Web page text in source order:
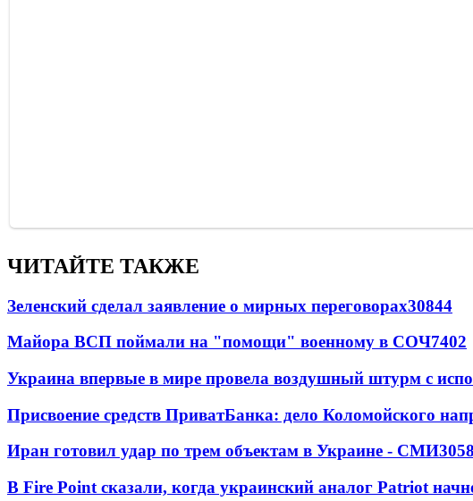
ЧИТАЙТЕ ТАКЖЕ
Зеленский сделал заявление о мирных переговорах30844
Майора ВСП поймали на "помощи" военному в СОЧ7402
Украина впервые в мире провела воздушный штурм с
Присвоение средств ПриватБанка: дело Коломойского
Иран готовил удар по трем объектам в Украине - СМИ3058
В Fire Point сказали, когда украинский аналог Patriot